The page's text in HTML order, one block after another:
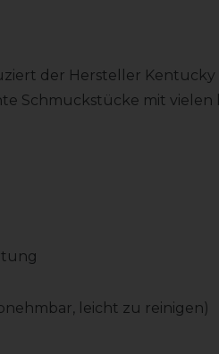
der Hersteller Kentucky
Schmuckstücke mit vielen
leicht zu reinigen)